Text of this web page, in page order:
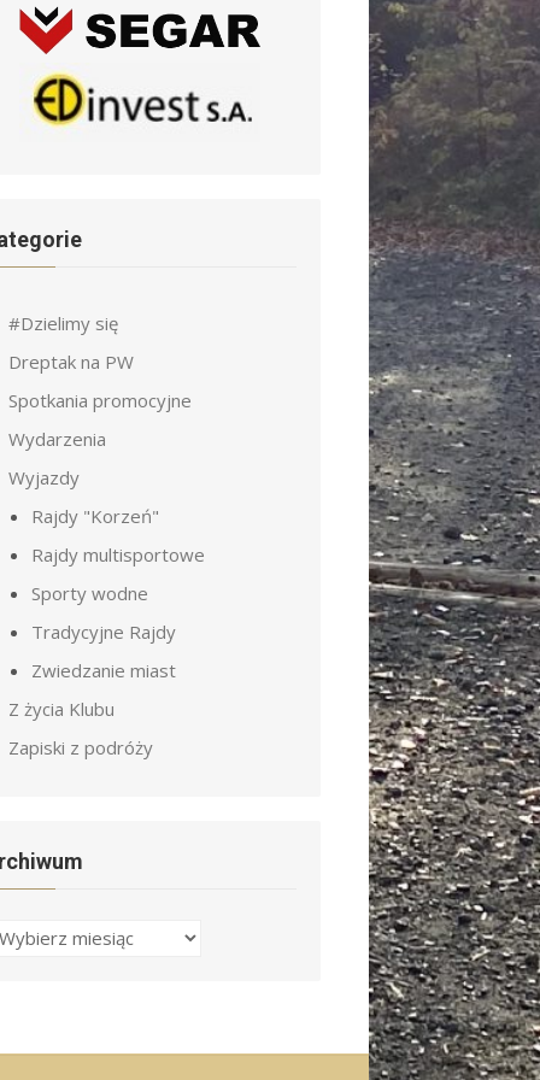
#Dzielimy się
Dreptak na PW
Spotkania promocyjne
Wydarzenia
Wyjazdy
Rajdy "Korzeń"
Rajdy multisportowe
Sporty wodne
Tradycyjne Rajdy
Zwiedzanie miast
Z życia Klubu
Zapiski z podróży